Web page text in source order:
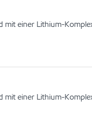
mit einer Lithium-
mit einer Lithium-